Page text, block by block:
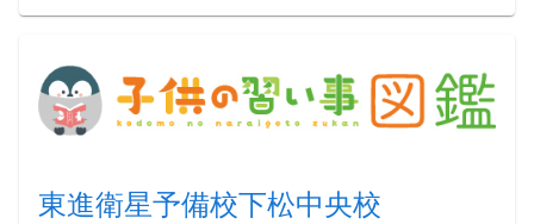
東進衛星予備校下松中央校